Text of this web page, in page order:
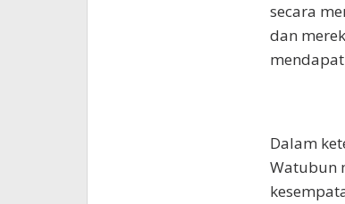
secara
dan
Dalam
Watubun